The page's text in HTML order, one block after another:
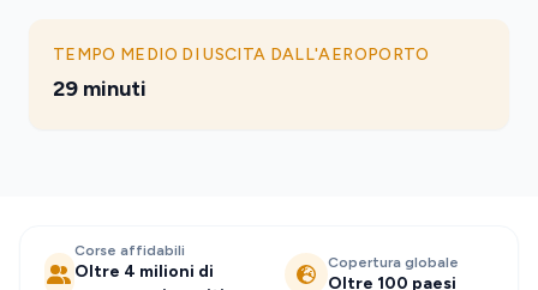
TEMPO MEDIO DI USCITA DALL'AEROPORTO
29 minuti
Corse affidabili
Oltre 4 milioni di
Copertura globale
Oltre 100 paesi